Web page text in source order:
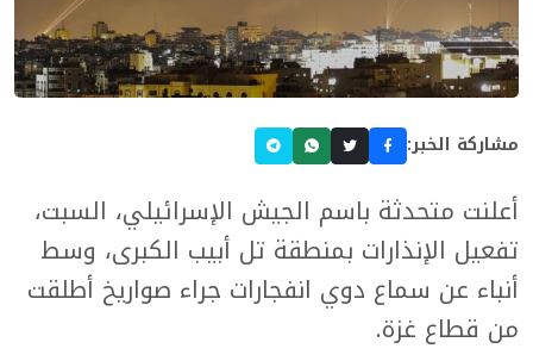
مشاركة الخبر:
أعلنت متحدثة باسم الجيش الإسرائيلي، السبت،
تفعيل الإنذارات بمنطقة تل أبيب الكبرى، وسط
أنباء عن سماع دوي انفجارات جراء صواريخ أطلقت
من قطاع غزة.